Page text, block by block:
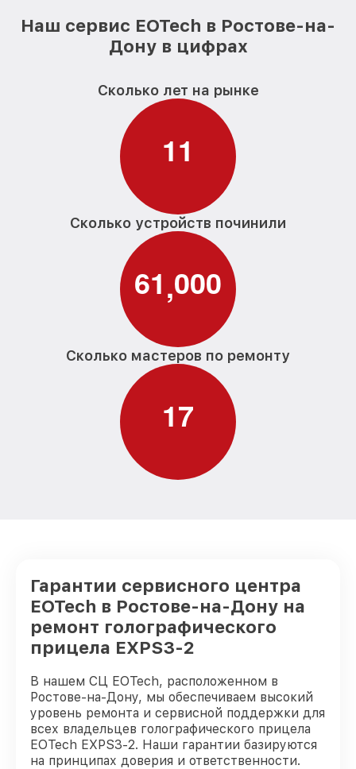
Наш сервис EOTech в Ростове-на-
Дону в цифрах
Сколько лет на рынке
11
Сколько устройств починили
61,000
Сколько мастеров по ремонту
17
Гарантии сервисного центра
EOTech в Ростове-на-Дону на
ремонт голографического
прицела EXPS3-2
В нашем СЦ EOTech, расположенном в
Ростове-на-Дону, мы обеспечиваем высокий
уровень ремонта и сервисной поддержки для
всех владельцев голографического прицела
EOTech EXPS3-2. Наши гарантии базируются
на принципах доверия и ответственности.